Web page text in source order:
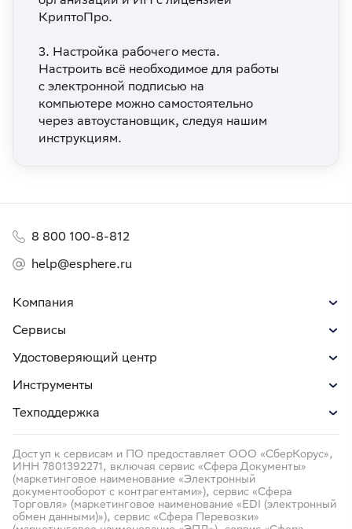
КриптоПро.
3. Настройка рабочего места.
Настроить всё необходимое для работы
с электронной подписью на
компьютере можно самостоятельно
через автоустановщик, следуя нашим
инструкциям.
Компания
Сервисы
Удостоверяющий центр
Инструменты
Техподдержка
8 800 100-8-812
help@esphere.ru
Доступ к сервисам и ПО предоставляет ООО «СберКорус»,
ИНН 7801392271, включая сервис «Сфера Документы»
(маркетинговое наименование «Электронный
документооборот с контрагентами»), сервис «Сфера
Торговля» (маркетинговое наименование «EDI (электронный
обмен данными)»), сервис «Сфера Перевозки»